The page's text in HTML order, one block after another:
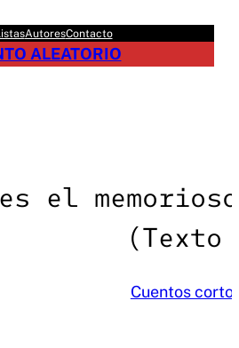
AutoresContacto
ALEATORIO
el memorioso
(Texto
Cuentos